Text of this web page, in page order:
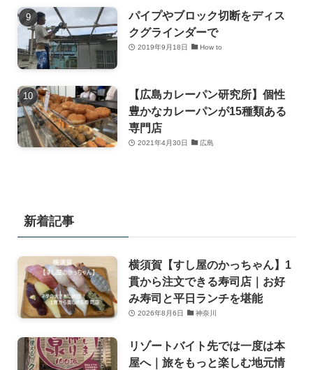
パイプやブロック切断をディス
クグラインダーで
2019年9月18日 How to
【広島カレーパン研究所】個性
豊かなカレーパンが15種類ある
専門店
2021年4月30日 広島
新着記事
横須賀【すし屋のかっちゃん】1
貫から注文できる寿司店｜お好
み寿司と平日ランチを堪能
2026年8月6日 神奈川
リゾートバイト先では一度は本
屋へ｜旅をもっと楽しむ地元情